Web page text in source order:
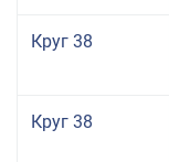
Круг 38
Круг 38